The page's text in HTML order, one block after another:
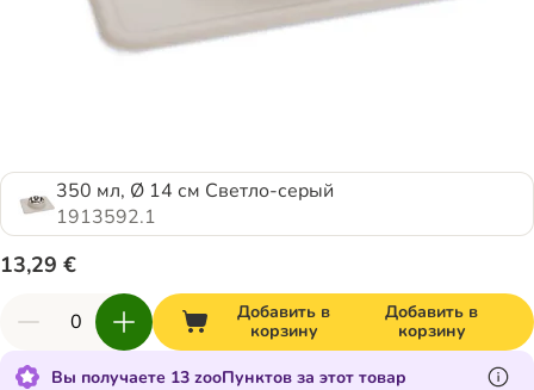
350 мл, Ø 14 см Светло-серый
1913592.1
13,29 €
Добавить в
корзину
Добавить в
корзину
Вы получаете 13 zooПунктов за этот товар